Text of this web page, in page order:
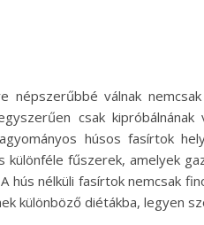
népszerűbbé válnak
csak
húsos fasírtok
különféle fűszerek, amelyek
hús nélküli fasírtok nemcsak
különböző diétákba, legyen